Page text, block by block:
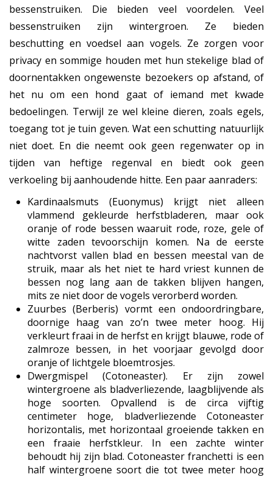
bessenstruiken. Die bieden veel voordelen. Veel
bessenstruiken zijn wintergroen. Ze bieden
beschutting en voedsel aan vogels. Ze zorgen voor
privacy en sommige houden met hun stekelige blad of
doornentakken ongewenste bezoekers op afstand, of
het nu om een hond gaat of iemand met kwade
bedoelingen. Terwijl ze wel kleine dieren, zoals egels,
toegang tot je tuin geven. Wat een schutting natuurlijk
niet doet. En die neemt ook geen regenwater op in
tijden van heftige regenval en biedt ook geen
verkoeling bij aanhoudende hitte. Een paar aanraders:
Kardinaalsmuts (Euonymus) krijgt niet alleen
vlammend gekleurde herfstbladeren, maar ook
oranje of rode bessen waaruit rode, roze, gele of
witte zaden tevoorschijn komen. Na de eerste
nachtvorst vallen blad en bessen meestal van de
struik, maar als het niet te hard vriest kunnen de
bessen nog lang aan de takken blijven hangen,
mits ze niet door de vogels verorberd worden.
Zuurbes (Berberis) vormt een ondoordringbare,
doornige haag van zo’n twee meter hoog. Hij
verkleurt fraai in de herfst en krijgt blauwe, rode of
zalmroze bessen, in het voorjaar gevolgd door
oranje of lichtgele bloemtrosjes.
Dwergmispel (Cotoneaster). Er zijn zowel
wintergroene als bladverliezende, laagblijvende als
hoge soorten. Opvallend is de circa vijftig
centimeter hoge, bladverliezende Cotoneaster
horizontalis, met horizontaal groeiende takken en
een fraaie herfstkleur. In een zachte winter
behoudt hij zijn blad. Cotoneaster franchetti is een
half wintergroene soort die tot twee meter hoog